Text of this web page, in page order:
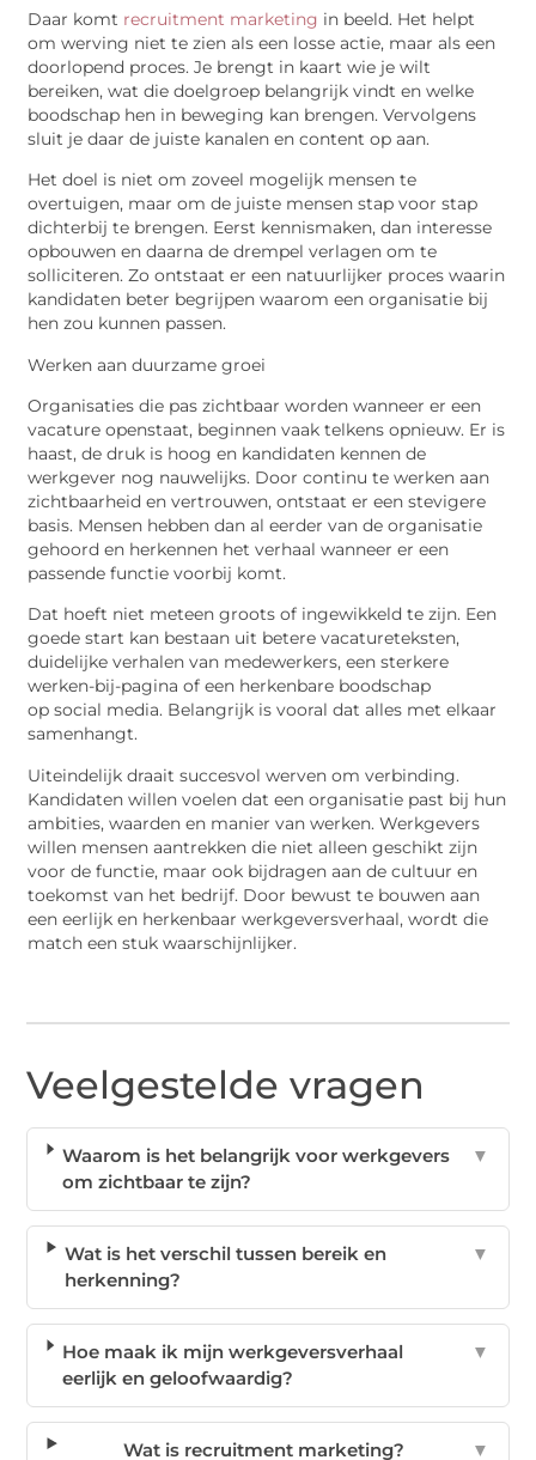
Daar komt recruitment marketing in beeld. Het helpt
om werving niet te zien als een losse actie, maar als een
doorlopend proces. Je brengt in kaart wie je wilt
bereiken, wat die doelgroep belangrijk vindt en welke
boodschap hen in beweging kan brengen. Vervolgens
sluit je daar de juiste kanalen en content op aan.
Het doel is niet om zoveel mogelijk mensen te
overtuigen, maar om de juiste mensen stap voor stap
dichterbij te brengen. Eerst kennismaken, dan interesse
opbouwen en daarna de drempel verlagen om te
solliciteren. Zo ontstaat er een natuurlijker proces waarin
kandidaten beter begrijpen waarom een organisatie bij
hen zou kunnen passen.
Werken aan duurzame groei
Organisaties die pas zichtbaar worden wanneer er een
vacature openstaat, beginnen vaak telkens opnieuw. Er is
haast, de druk is hoog en kandidaten kennen de
werkgever nog nauwelijks. Door continu te werken aan
zichtbaarheid en vertrouwen, ontstaat er een stevigere
basis. Mensen hebben dan al eerder van de organisatie
gehoord en herkennen het verhaal wanneer er een
passende functievoorbij komt.
Dat hoeft niet meteen groots of ingewikkeld te zijn. Een
goede start kan bestaan uit betere vacatureteksten,
duidelijke verhalen van medewerkers, een sterkere
werken-bij-pagina of een herkenbare boodschap
opsocial media. Belangrijk is vooral dat alles met elkaar
samenhangt.
Uiteindelijk draait succesvol werven om verbinding.
Kandidaten willen voelen dat een organisatie past bij hun
ambities, waarden en manier van werken. Werkgevers
willen mensen aantrekken die niet alleen geschikt zijn
voor de functie, maar ook bijdragen aan de cultuur en
toekomst van het bedrijf. Door bewust te bouwen aan
een eerlijk en herkenbaar werkgeversverhaal, wordt die
match een stuk waarschijnlijker.
Veelgestelde vragen
Waarom is het belangrijk voor werkgevers
om zichtbaar te zijn?
▼
Wat is het verschil tussen bereik en
herkenning?
▼
Hoe maak ik mijn werkgeversverhaal
eerlijk en geloofwaardig?
▼
Wat is recruitment marketing? ▼